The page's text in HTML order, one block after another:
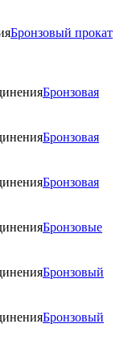
Бронзовый прокат
Бронзовая
Бронзовая
Бронзовая
Бронзовые
Бронзовый
Бронзовый